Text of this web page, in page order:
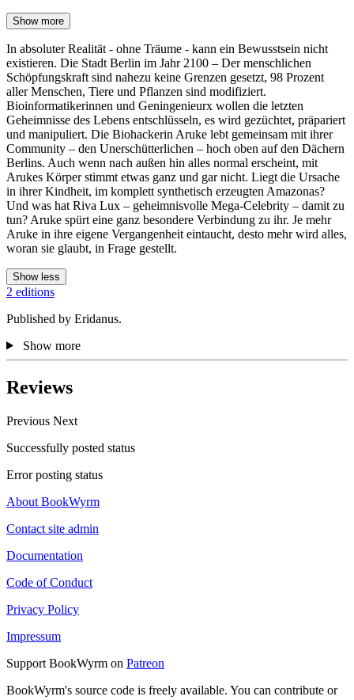
Show more
In absoluter Realität - ohne Träume - kann ein Bewusstsein nicht
existieren. Die Stadt Berlin im Jahr 2100 – Der menschlichen
Schöpfungskraft sind nahezu keine Grenzen gesetzt, 98 Prozent
aller Menschen, Tiere und Pflanzen sind modifiziert.
Bioinformatikerinnen und Geningenieurx wollen die letzten
Geheimnisse des Lebens entschlüsseln, es wird gezüchtet, präpariert
und manipuliert. Die Biohackerin Aruke lebt gemeinsam mit ihrer
Community – den Unerschütterlichen – hoch oben auf den Dächern
Berlins. Auch wenn nach außen hin alles normal erscheint, mit
Arukes Körper stimmt etwas ganz und gar nicht. Liegt die Ursache
in ihrer Kindheit, im komplett synthetisch erzeugten Amazonas?
Und was hat Riva Lux – geheimnisvolle Mega-Celebrity – damit zu
tun? Aruke spürt eine ganz besondere Verbindung zu ihr. Je mehr
Aruke in ihre eigene Vergangenheit eintaucht, desto mehr wird alles,
woran sie glaubt, in Frage gestellt.
Show less
2 editions
Published by Eridanus.
Show more
Reviews
Previous Next
Successfully posted status
Error posting status
About BookWyrm
Contact site admin
Documentation
Code of Conduct
Privacy Policy
Impressum
Support BookWyrm on Patreon
BookWyrm's source code is freely available. You can contribute or